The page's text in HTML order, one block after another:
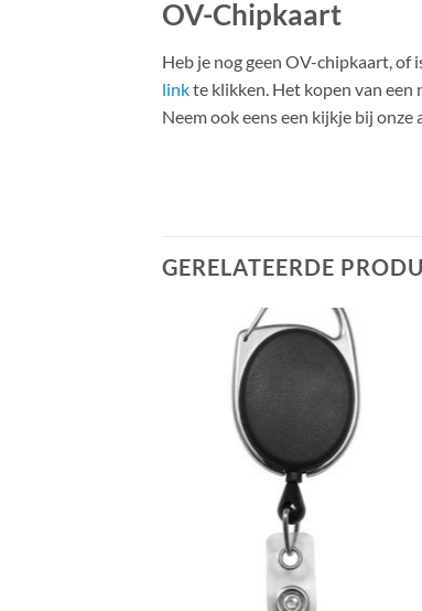
OV-Chipkaart
Heb je nog geen OV-chipkaart, of
linkte klikken. Het kopen van
Neem ook eens een kijkje bij
GERELATEERDE